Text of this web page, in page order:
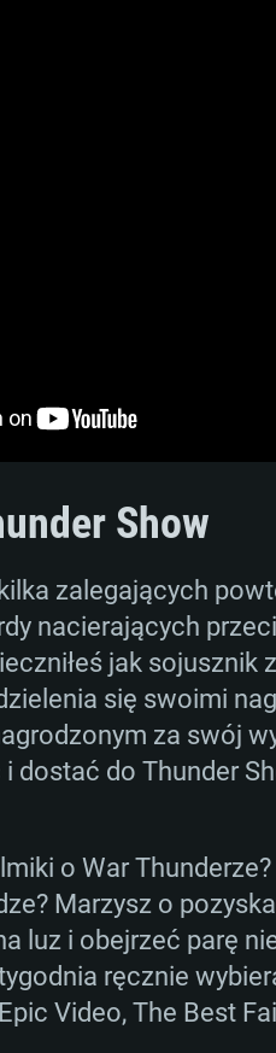
nowszy
2.2GHz (Xeon
Linux
Show
zalegających
nacierających
jak sojusznik
się swoimi
za swój
dostać do Thunder
o War
Marzysz o
luz i obejrzeć parę
ręcznie
Video, The Best